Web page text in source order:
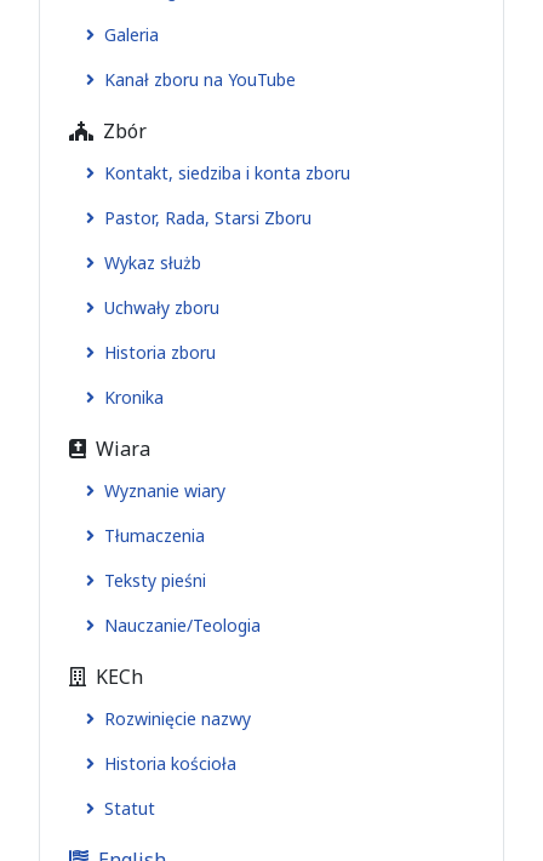
Galeria
Kanał zboru na YouTube
Zbór
Kontakt, siedziba i konta zboru
Pastor, Rada, Starsi Zboru
Wykaz służb
Uchwały zboru
Historia zboru
Kronika
Wiara
Wyznanie wiary
Tłumaczenia
Teksty pieśni
Nauczanie/Teologia
KECh
Rozwinięcie nazwy
Historia kościoła
Statut